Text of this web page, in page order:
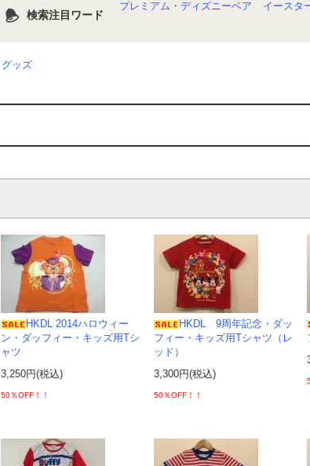
検索注目ワード
プレミアム・ディズニーベア イースタ
グッズ
HKDL 2014ハロウィー
ン・ダッフィー・キッズ用Tシ
ャツ
3,250円(税込)
50％OFF！！
HKDL 9周年記念・ダッ
フィー・キッズ用Tシャツ（レ
ッド）
3,300円(税込)
50％OFF！！